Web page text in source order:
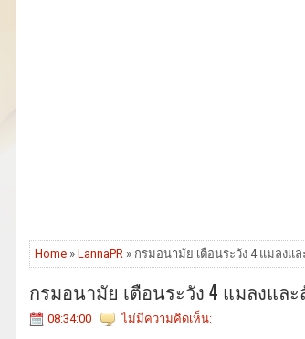
Home » LannaPR » กรมอนามัย เตือนระวัง 4 แมลง
กรมอนามัย เตือนระวัง 4 แมลงแ
08:34:00 ไม่มีความคิดเห็น: